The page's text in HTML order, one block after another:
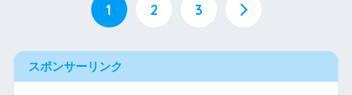
1 2 3
スポンサーリンク